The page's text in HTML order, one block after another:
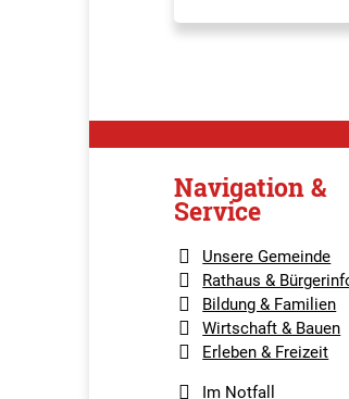
Navigation &
Service
Unsere Gemeinde
Rathaus &
Bildung & Familien
Wirtschaft & Bauen
Erleben & Freizeit
Im Notfall